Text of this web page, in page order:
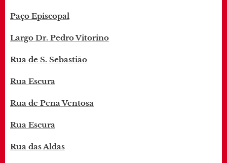
Paço Episcopal
Largo Dr. Pedro Vitorino
Rua de S. Sebastião
Rua Escura
Rua de Pena Ventosa
Rua Escura
Rua das Aldas